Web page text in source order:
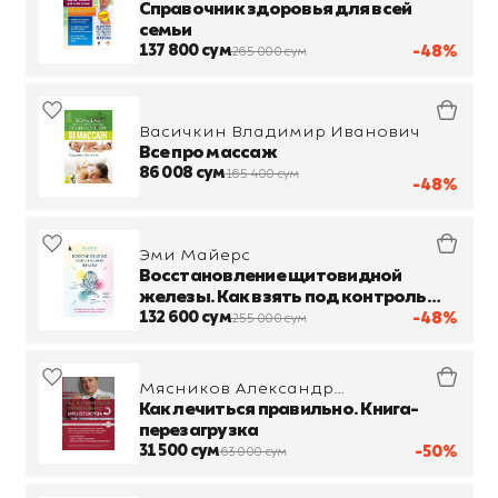
-48%
Справочник здоровья для всей
семьи
137 800 сум265 000 сум
-48%
Васичкин Владимир Иванович
Все про массаж
86 008 сум165 400 сум
-48%
Эми Майерс
Восстановление щитовидной
железы. Как взять под контроль
гипотиреоз, тиреотоксикоз и АИТ
132 600 сум255 000 сум
-50%
Мясников Александр
Леонидович
Как лечиться правильно. Книга-
перезагрузка
31 500 сум63 000 сум